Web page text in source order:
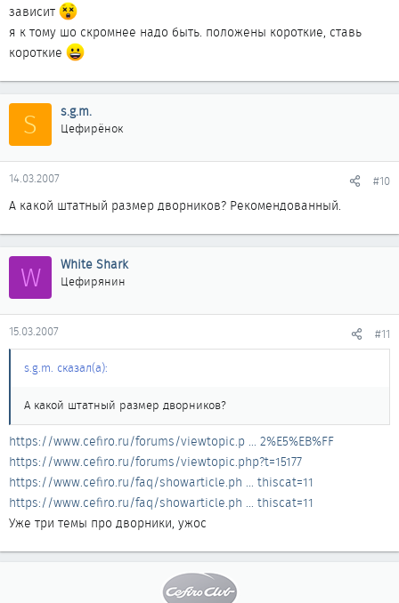
зависит
я к тому шо скромнее надо быть. положены короткие, ставь
короткие
S s.g.m.
Цефирёнок
14.03.2007 #10
А какой штатный размер дворников? Рекомендованный.
W White Shark
Цефирянин
15.03.2007 #11
s.g.m. сказал(а):
А какой штатный размер дворников?
https://www.cefiro.ru/forums/viewtopic.p ... 2%E5%EB%FF
https://www.cefiro.ru/forums/viewtopic.php?t=15177
https://www.cefiro.ru/faq/showarticle.ph ... thiscat=11
https://www.cefiro.ru/faq/showarticle.ph ... thiscat=11
Уже три темы про дворники, ужос